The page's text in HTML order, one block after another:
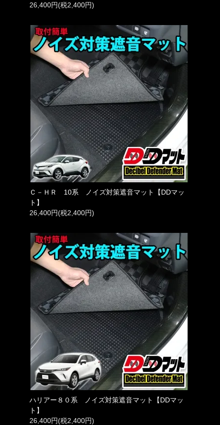
26,400円(税2,400円)
Ｃ－ＨＲ 10系 ノイズ対策遮音マット【DDマッ
ト】
26,400円(税2,400円)
ハリアー８０系 ノイズ対策遮音マット【DDマッ
ト】
26,400円(税2,400円)